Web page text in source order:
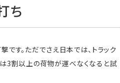
ち
す。ただでさえ日本では、トラック
3割以上の荷物が運べなくなると試